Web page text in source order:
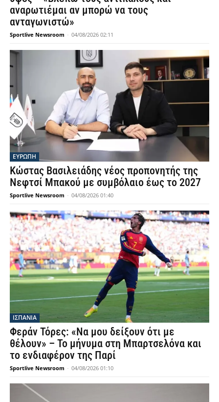
αναρωτιέμαι αν μπορώ να τους
ανταγωνιστώ»
Sportlive Newsroom - 04/08/2026 02:11
ΕΥΡΩΠΗ
Κώστας Βασιλειάδης νέος προπονητής της
Νεφτσί Μπακού με συμβόλαιο έως το 2027
Sportlive Newsroom - 04/08/2026 01:40
ΙΣΠΑΝΙΑ
Φεράν Τόρες: «Να μου δείξουν ότι με
θέλουν» – Το μήνυμα στη Μπαρτσελόνα και
το ενδιαφέρον της Παρί
Sportlive Newsroom - 04/08/2026 01:10